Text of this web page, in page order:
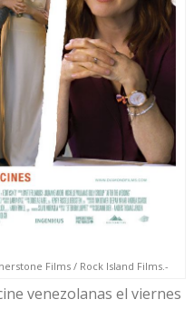
Films / Rock Island Films.-
venezolanas el viernes